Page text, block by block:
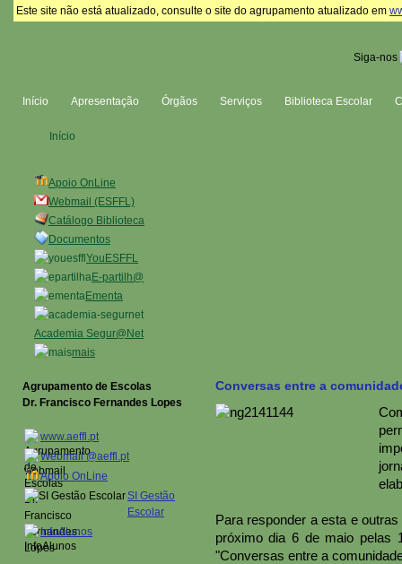
Este site não está atualizado, consulte o site do agrupamento atualizado em
Siga-nos
Início Apresentação Órgãos Serviços Biblioteca Escolar
Apoio OnLine
Webmail (ESFFL)
Catálogo Biblioteca
Documentos
YouESFFL
E-partilh@
Ementa
Academia Segur@Net
mais
Início
Conversas entre a
Para responder a esta e
próximo dia 6 de maio pelas
"Conversas entre a
Agrupamento de Escolas
Dr. Francisco Fernandes Lopes
www.aeffl.pt
Webmail @aeffl.pt
Apoio OnLine
SI Gestão
Escolar
InfoAlunos